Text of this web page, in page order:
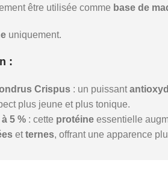
être utilisée comme base de
uniquement.
:
Crispus : un puissant
plus jeune et plus tonique.
5 % : cette protéine essentielle
etternes, offrant une apparence